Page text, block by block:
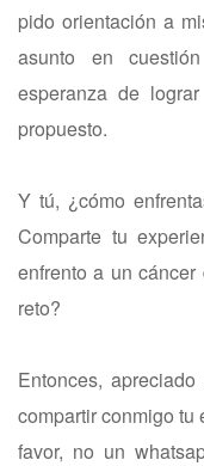
pido orientación a
asunto en
esperanza de
propuesto.
Y tú, ¿cómo
Comparte tu
enfrento a un
reto?
Entonces,
compartir conmigo tu
favor, no un